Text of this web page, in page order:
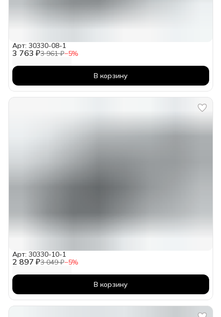
3 763 ₽3 961 ₽−5%
Арт: 30330-08-1
В корзину
2 897 ₽3 049 ₽−5%
Арт: 30330-10-1
В корзину